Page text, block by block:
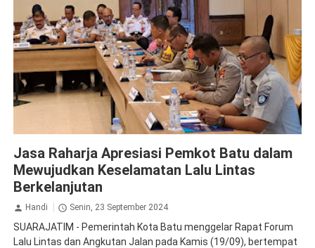
Jasa Raharja Apresiasi Pemkot Batu dalam
Mewujudkan Keselamatan Lalu Lintas
Berkelanjutan
Handi Senin, 23 September 2024
SUARAJATIM - Pemerintah Kota Batu menggelar Rapat Forum
Lalu Lintas dan Angkutan Jalan pada Kamis (19/09), bertempat